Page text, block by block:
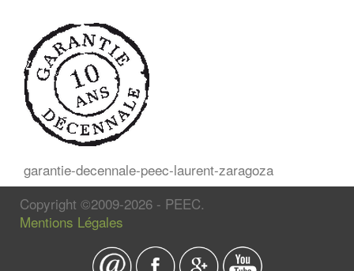
garantie-decennale-peec-laurent-zaragoza
Copyright ©2009-2026 - PEEC.
Mentions Légales